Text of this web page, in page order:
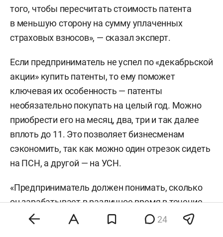
того, чтобы пересчитать стоимость патента
в меньшую сторону на сумму уплаченных
страховых взносов», — сказал эксперт.
Если предприниматель не успел по «декабрьской
акции» купить патенты, то ему поможет
ключевая их особенность — патенты
необязательно покупать на целый год. Можно
приобрести его на месяц, два, три и так далее
вплоть до 11. Это позволяет бизнесменам
сэкономить, так как можно один отрезок сидеть
на ПСН, а другой — на УСН.
«Предприниматель должен понимать, сколько
он зарабатывает в различное время в течение
года. Большинство бизнесов подвержено
24